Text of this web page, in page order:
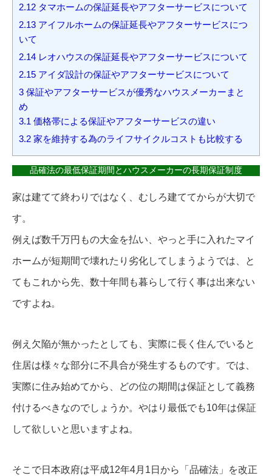
2.12 タマホームの保証延長やアフターサービスについて
2.13 アイフルホームの保証延長やアフターサービスにつ
いて
2.14 レオハウスの保証延長やアフターサービスについて
2.15 アイダ設計の保証やアフターサービスについて
3 保証やアフターサービスが優秀なハウスメーカーまと
め
3.1 価格帯による保証やアフターサービスの違い
3.2 家を維持する為のライフサイクルコストも比較する
品確法の最低保証期間とハウスメーカーの長期保証制度
家は建てて終わりではなく、むしろ建ててからが大切で
す。
例えば数千万円もの大金を払い、やっと手に入れたマイ
ホームが短期間で壊れたり劣化してしまうようでは、と
てもこれから先、数十年間も暮らして行く事は出来ない
ですよね。
例え欠陥が無かったとしても、実際に長く住んでいると
住居は様々な部分に不具合が発生するものです。では、
実際に住み始めてから、どの位の期間は保証として義務
付けるべきなのでしょうか。やはり最低でも10年は保証
して欲しいと思いますよね。
そこで日本政府は平成12年4月1日から「品確法」を改正